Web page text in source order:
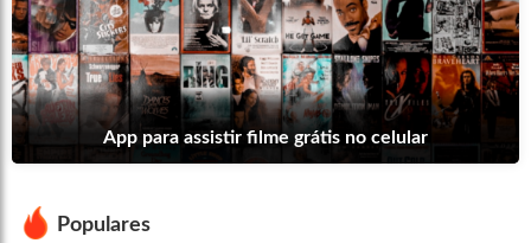
App para assistir filme grátis no celular
Populares